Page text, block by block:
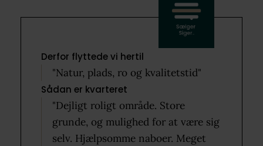
Derfor flyttede vi hertil
"Natur, plads, ro og kvalitetstid"
Sådan er kvarteret
"Dejligt roligt område. Store
grunde, og mulighed for at være sig
selv. Hjælpsomme naboer. Meget